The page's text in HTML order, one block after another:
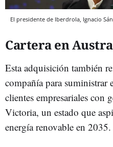
El presidente de Iberdrola, Ignacio
Cartera en
Esta adquisición también
compañía para suministrar
clientes empresariales con
Victoria, un estado que
energía renovable en 2035.